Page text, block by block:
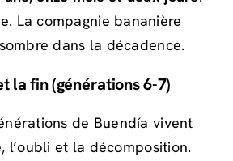
La compagnie bananière
dans la décadence.
la fin (générations 6-7)
de Buendía vivent
l’oubli et la décomposition.